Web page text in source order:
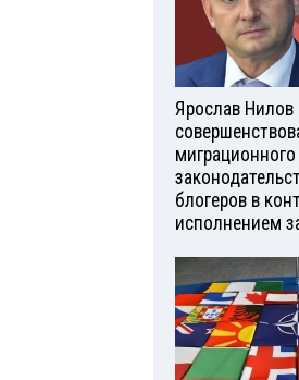
Ярослав
миграционного
блогеров в
исполнением